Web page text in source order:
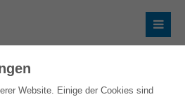
Website. Einige der Cookies sind